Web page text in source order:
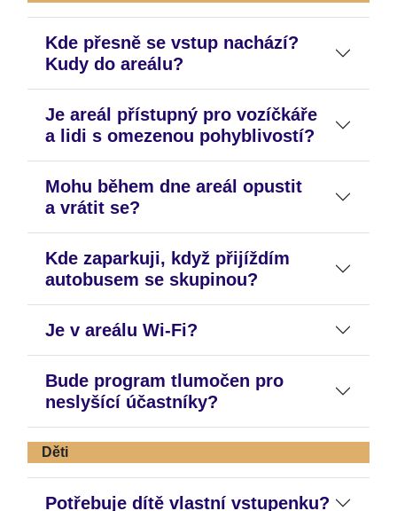
Kde přesně se vstup nachází?
Kudy do areálu?
Je areál přístupný pro vozíčkáře
a lidi s omezenou pohyblivostí?
Mohu během dne areál opustit
a vrátit se?
Kde zaparkuji, když přijíždím
autobusem se skupinou?
Je v areálu Wi-Fi?
Bude program tlumočen pro
neslyšící účastníky?
Děti
Potřebuje dítě vlastní vstupenku?